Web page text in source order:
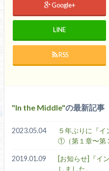
Google+
LINE
RSS
In the Middle の最新記事
2023.05.04
５年ぶりに『
①（第１章〜第
2019.01.09
[お知らせ]『イ
しました。